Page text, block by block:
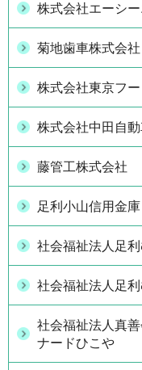
株式会社エーシー
菊地歯車株式会社
株式会社東京フー
株式会社中田自
藤管工株式会社
足利小山信用金庫
社会福祉法人足
社会福祉法人足
社会福祉法人真
ナードひこや